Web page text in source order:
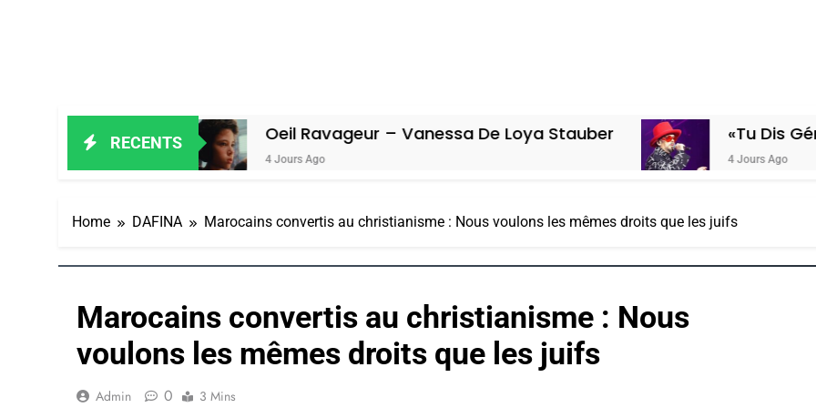
RECENTSOeil Ravageur – Vanessa De Loya Stauber
4 Jours Ago
«Tu Dis Génocide, Je
4 Jours Ago
Home DAFINA Marocains convertis au christianisme : Nous voulons les mêmes droits que les juifs
Marocains convertis au christianisme : Nous
voulons les mêmes droits que les juifs
Admin 0 3 Mins